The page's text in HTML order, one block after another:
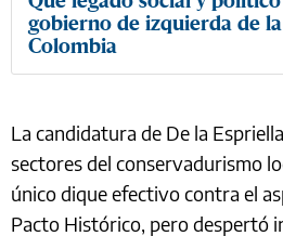
gobierno de izquierda de
Colombia
La candidatura de De la
sectores del conservadurismo
único dique efectivo contra el
Pacto Histórico, pero despertó